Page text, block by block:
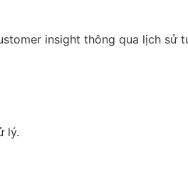
insight thông qua lịch sử
lý.